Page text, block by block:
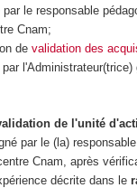
par le responsable
Cnam;
de validation des
l'Administrateur(trice)
de l'unité
par le (la)
Cnam, après
décrite dans le